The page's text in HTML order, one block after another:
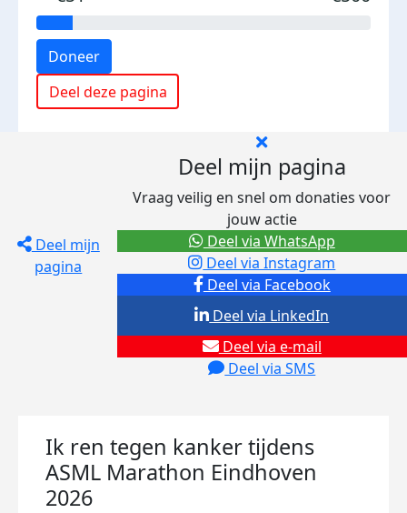
Doneer
Deel deze pagina
Deel mijn
pagina
Deel mijn pagina
Vraag veilig en snel om donaties voor
jouw actie
Deel via Facebook
Deel via Instagram
Deel via e-mail
Deel via SMS
Deel via LinkedIn
Deel via WhatsApp
Ik ren tegen kanker tijdens
ASML Marathon Eindhoven
2026